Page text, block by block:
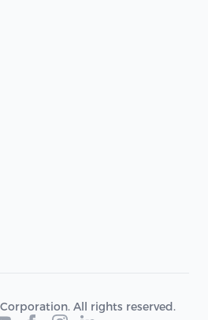
All rights reserved.